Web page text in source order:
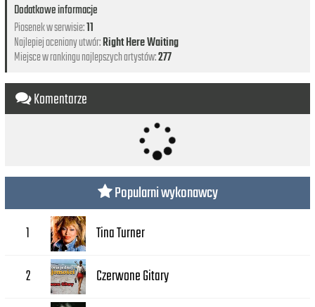
Dodatkowe informacje
Piosenek w serwisie:11
Najlepiej oceniony utwór:Right Here Waiting
Miejsce w rankingu najlepszych artystów:277
Komentarze
Popularni wykonawcy
1 Tina Turner
2 Czerwone Gitary